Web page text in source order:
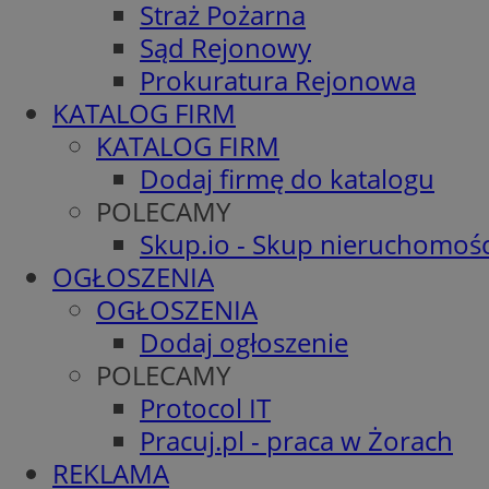
Straż Pożarna
Sąd Rejonowy
Prokuratura Rejonowa
KATALOG FIRM
KATALOG FIRM
Dodaj firmę do katalogu
POLECAMY
Skup.io - Skup
OGŁOSZENIA
OGŁOSZENIA
Dodaj ogłoszenie
POLECAMY
Protocol IT
Pracuj.pl - praca w Żorach
REKLAMA